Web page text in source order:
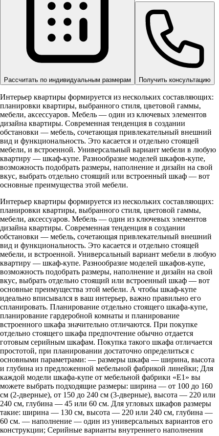
Рассчитать по индивидуальным размерам Получить консультацию
Интерьер квартиры формируется из нескольких составляющих:
планировки квартиры, выбранного стиля, цветовой гаммы,
мебели, аксессуаров. Мебель — один из ключевых элементов
дизайна квартиры. Современная тенденция в создании
обстановки — мебель, сочетающая привлекательный внешний
вид и функциональность. Это касается и отдельно стоящей
мебели, и встроенной. Универсальный вариант мебели в любую
квартиру — шкаф-купе. Разнообразие моделей шкафов-купе,
возможность подобрать размеры, наполнение и дизайн на свой
вкус, выбрать отдельно стоящий или встроенный шкаф — вот
основные преимущества этой мебели.
Интерьер квартиры формируется из нескольких составляющих:
планировки квартиры, выбранного стиля, цветовой гаммы,
мебели, аксессуаров. Мебель — один из ключевых элементов
дизайна квартиры. Современная тенденция в создании
обстановки — мебель, сочетающая привлекательный внешний
вид и функциональность. Это касается и отдельно стоящей
мебели, и встроенной. Универсальный вариант мебели в любую
квартиру — шкаф-купе. Разнообразие моделей шкафов-купе,
возможность подобрать размеры, наполнение и дизайн на свой
вкус, выбрать отдельно стоящий или встроенный шкаф — вот
основные преимущества этой мебели. А чтобы шкаф-купе
идеально вписывался в ваш интерьер, важно правильно его
спланировать. Планирование отдельно стоящего шкафа-купе,
планирование гардеробной комнаты и планирование
встроенного шкафа значительно отличаются. При покупке
отдельно стоящего шкафа предпочтение обычно отдается
готовым серийным шкафам. Покупка такого шкафа отличается
простотой, при планировании достаточно определиться с
основными параметрами: — размеры шкафа — ширина, высота
и глубина из предложенной мебельной фабрикой линейки; Для
каждой модели шкафа-купе от мебельной фабрики «Е1» вы
можете выбрать подходящие размеры: ширина — от 100 до 160
см (2-дверные), от 150 до 240 см (3-дверные), высота — 220 или
240 см, глубина — 45 или 60 см. Для угловых шкафов размеры
такие: ширина — 130 см, высота — 220 или 240 см, глубина —
60 см. — наполнение — один из универсальных вариантов его
конструкции; Серийные варианты внутреннего наполнения